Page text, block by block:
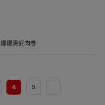
爆爆滑虾肉卷
4 5